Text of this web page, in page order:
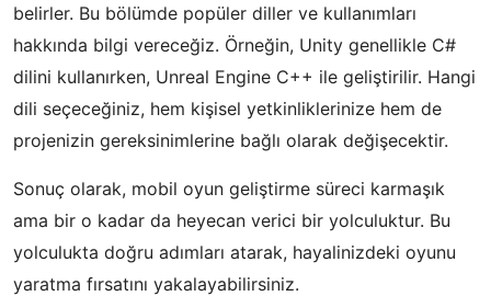
belirler. Bu bölümde popüler diller ve kullanımları
hakkında bilgi vereceğiz. Örneğin, Unity genellikle C#
dilini kullanırken, Unreal Engine C++ ile geliştirilir. Hangi
dili seçeceğiniz, hem kişisel yetkinliklerinize hem de
projenizin gereksinimlerine bağlı olarak değişecektir.
Sonuç olarak, mobil oyun geliştirme süreci karmaşık
ama bir o kadar da heyecan verici bir yolculuktur. Bu
yolculukta doğru adımları atarak, hayalinizdeki oyunu
yaratma fırsatını yakalayabilirsiniz.